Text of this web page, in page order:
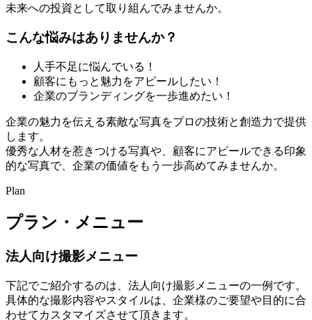
未来への投資として取り組んでみませんか。
こんな悩みはありませんか？
人手不足に悩んでいる！
顧客にもっと魅力をアピールしたい！
企業のブランディングを一歩進めたい！
企業の魅力を伝える素敵な写真をプロの技術と創造力で提供
します。
優秀な人材を惹きつける写真や、顧客にアピールできる印象
的な写真で、企業の価値をもう一歩高めてみませんか。
Plan
プラン・メニュー
法人向け撮影メニュー
下記でご紹介するのは、法人向け撮影メニューの一例です。
具体的な撮影内容やスタイルは、企業様のご要望や目的に合
わせてカスタマイズさせて頂きます。